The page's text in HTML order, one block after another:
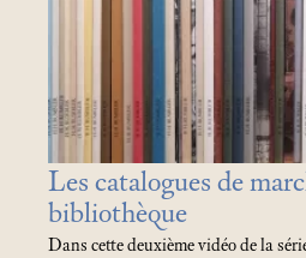
Les catalogues de
bibliothèque
Dans cette deuxième vidéo de la